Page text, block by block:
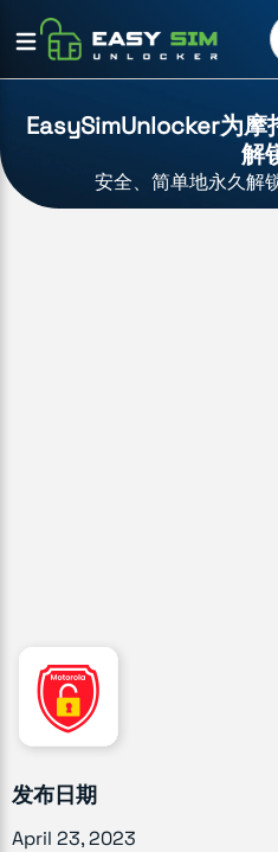
EasySimUnlocker为摩
解
安全、简单地永久解
发布日期
April 23, 2023